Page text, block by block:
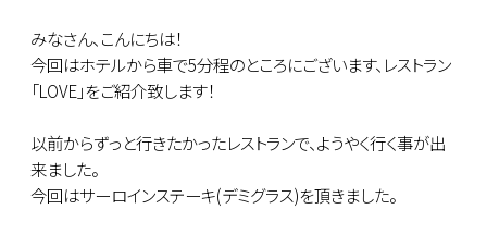
みなさん、こんにちは！
今回はホテルから車で5分程のところにございます、レストラン
「LOVE」をご紹介致します！
以前からずっと行きたかったレストランで、ようやく行く事が出
来ました。
今回はサーロインステーキ(デミグラス)を頂きました。